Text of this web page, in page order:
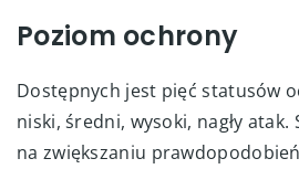
Poziom ochrony
Dostępnych jest pięć statusów
niski, średni, wysoki, nagły
na zwiększaniu